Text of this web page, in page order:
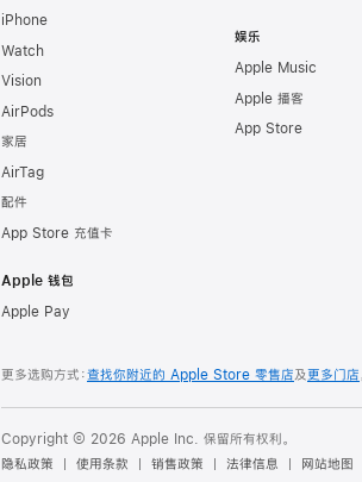
iPhone
Watch
Vision
AirPods
家居
AirTag
配件
App Store 充值卡
Apple 钱包
Apple Pay
娱乐
Apple Music
Apple 播客
App Store
更多选购方式：查找你附近的 Apple Store 零售店及更多门店
Copyright © 2026 Apple Inc. 保留所有权利。
隐私政策
使用条款 销售政策 法律信息 网站地图